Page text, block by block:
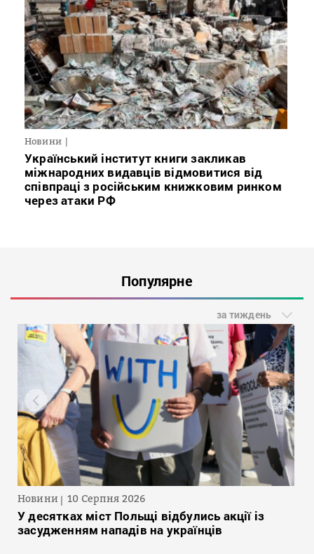
Новини
Український інститут книги закликав
міжнародних видавців відмовитися від
співпраці з російським книжковим ринком
через атаки РФ
Популярне
за тиждень
Новини 10 Серпня 2026
У десятках міст Польщі відбулись акції із
засудженням нападів на українців